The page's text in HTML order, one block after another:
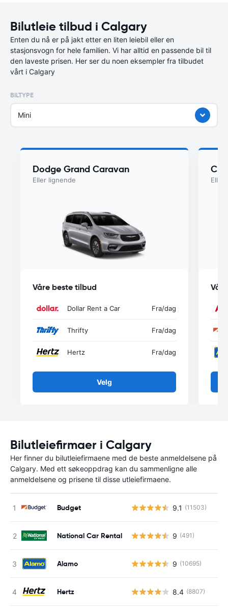
Bilutleie tilbud i Calgary
Enten du nå er på jakt etter en liten leiebil eller en
stasjonsvogn for hele familien. Vi har alltid en passende bil til
den laveste prisen. Her ser du noen eksempler fra tilbudet
vårt i Calgary
BILTYPE
Mini
Dodge Grand Caravan
Eller lignende
Våre beste tilbud
Dollar Rent a Car Fra/dag
Thrifty Fra/dag
Hertz Fra/dag
Velg
Eller
Bilutleiefirmaer i Calgary
Her finner du bilutleiefirmaene med de beste anmeldelsene på
Calgary. Med ett søkeoppdrag kan du sammenligne alle
anmeldelsene og prisene til disse utleiefirmaene.
Budget 9.1 (11503)
National Car Rental 9 (491)
Alamo 9 (10695)
Hertz 8.4 (8807)